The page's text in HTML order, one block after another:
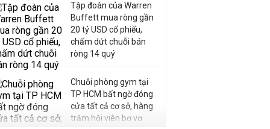
Tập đoàn của Warren
Buffett mua ròng gần
20 tỷ USD cổ phiếu,
chấm dứt chuỗi bán
ròng 14 quý
Chuỗi phòng gym tại
TP HCM bất ngờ đóng
cửa tất cả cơ sở, hàng
trăm hội viên bơ vơ